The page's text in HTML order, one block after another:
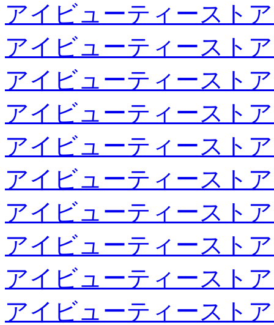
アイビューティースト
アイビューティースト
アイビューティースト
アイビューティースト
アイビューティースト
アイビューティースト
アイビューティースト
アイビューティースト
アイビューティースト
アイビューティースト